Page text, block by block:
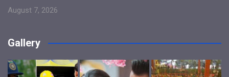
August 7, 2026
Gallery